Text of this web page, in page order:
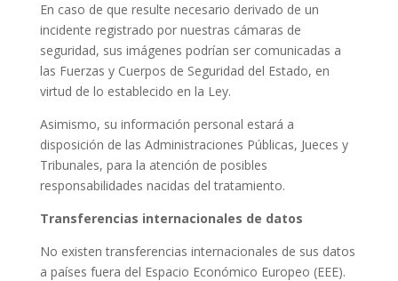
En caso de que resulte necesario derivado de un
incidente registrado por nuestras cámaras de
seguridad, sus imágenes podrían ser comunicadas a
las Fuerzas y Cuerpos de Seguridad del Estado, en
virtud de lo establecido en la Ley.
Asimismo, su información personal estará a
disposición de las Administraciones Públicas, Jueces y
Tribunales, para la atención de posibles
responsabilidades nacidas del tratamiento.
Transferencias internacionales de datos
No existen transferencias internacionales de sus datos
a países fuera del Espacio Económico Europeo (EEE).